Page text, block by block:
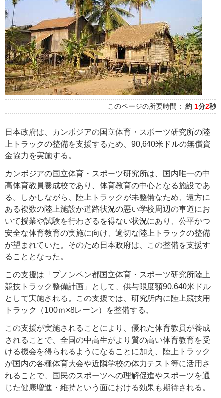
このページの所要時間： 約 1分2秒
日本政府は、カンボジアの国立体育・スポーツ研究所の陸
上トラックの整備を支援するため、90,640米ドルの無償資
金協力を実施する。
カンボジアの国立体育・スポーツ研究所は、国内唯一の中
高体育教員養成校であり、体育教育の中心となる施設であ
る。しかしながら、陸上トラックが未整備なため、遠方に
ある複数の陸上施設か道路状況の悪い学校周辺の車道にお
いて授業や試験を行わざるを得ない状況にあり、公平かつ
安全な体育教育の実施に向け、適切な陸上トラックの整備
が望まれていた。そのため日本政府は、この整備を支援す
ることとなった。
この支援は「プノンペン都国立体育・スポーツ研究所陸上
競技トラック整備計画」として、供与限度額90,640米ドル
として実施される。この支援では、研究所内に陸上競技用
トラック（100ｍ×8レーン）を整備する。
この支援が実施されることにより、優れた体育教員が養成
されることで、全国の中高生がより質の高い体育教育を受
ける機会を得られるようになることに加え、陸上トラック
が国内の各種体育大会や近隣学校の体力テスト等に活用さ
れることで、国民のスポーツへの理解促進やスポーツを通
じた健康増進・維持という面における効果も期待される。